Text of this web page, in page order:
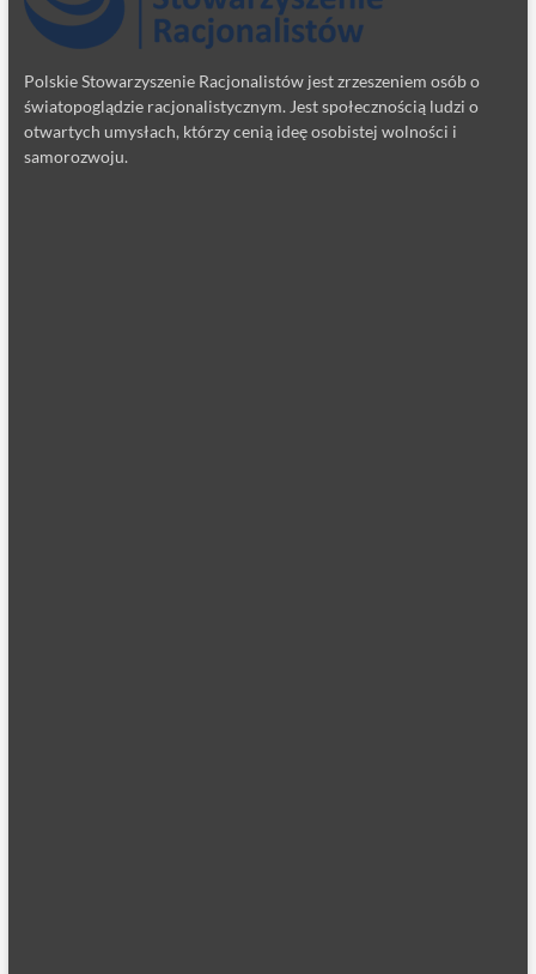
Polskie Stowarzyszenie Racjonalistów jest zrzeszeniem osób o
światopoglądzie racjonalistycznym. Jest społecznością ludzi o
otwartych umysłach, którzy cenią ideę osobistej wolności i
samorozwoju.